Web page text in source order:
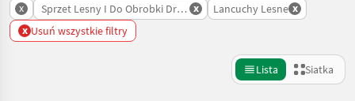
x Sprzet Lesny I Do Obrobki Drewna
x Lancuchy Lesne x
x Usuń wszystkie filtry
Lista Siatka